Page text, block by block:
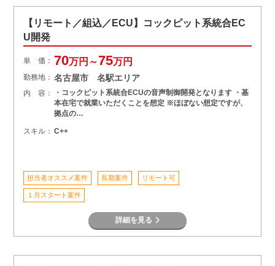
【リモート／組込／ECU】コックピット系統合EC
U開発
単 価： 70万円～75万円
勤務地： 名古屋市 名駅エリア
内 容：
・コックピット系統合ECUの音声制御開発となります ・基
本在宅で就業いただくことを想定 ※ほぼない想定ですが、
拠点の…
スキル： C++
担当者オススメ案件 長期案件 リモート可
１月スタート案件
詳細を見る